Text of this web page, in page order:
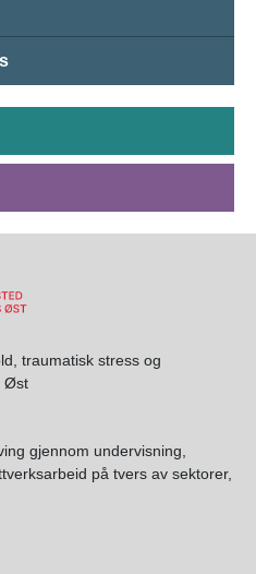
traumatisk stress og
Øst
gjennom undervisning,
på tvers av sektorer,